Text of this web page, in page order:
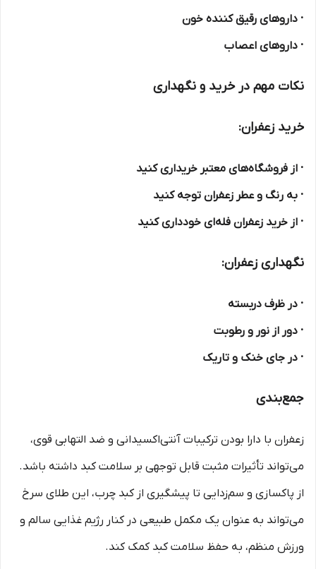
· داروهای رقیق کننده خون
· داروهای اعصاب
نکات مهم در خرید و نگهداری
خرید زعفران:
· از فروشگاه‌های معتبر خریداری کنید
· به رنگ و عطر زعفران توجه کنید
· از خرید زعفران فله‌ای خودداری کنید
نگهداری زعفران:
· در ظرف دربسته
· دور از نور و رطوبت
· در جای خنک و تاریک
جمع‌بندی
زعفران با دارا بودن ترکیبات آنتی‌اکسیدانی و ضد التهابی قوی،
می‌تواند تأثیرات مثبت قابل توجهی بر سلامت کبد داشته باشد.
از پاکسازی و سم‌زدایی تا پیشگیری از کبد چرب، این طلای سرخ
می‌تواند به عنوان یک مکمل طبیعی در کنار رژیم غذایی سالم و
ورزش منظم، به حفظ سلامت کبد کمک کند.